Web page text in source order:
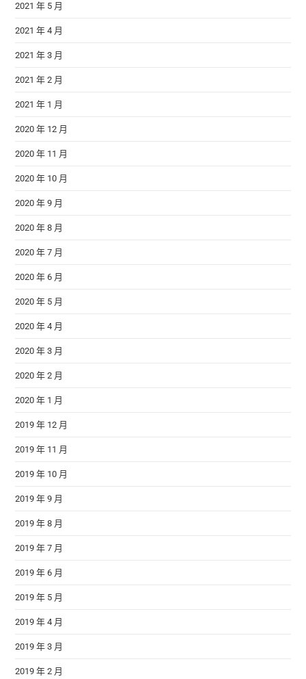
2021 年 5 月
2021 年 4 月
2021 年 3 月
2021 年 2 月
2021 年 1 月
2020 年 12 月
2020 年 11 月
2020 年 10 月
2020 年 9 月
2020 年 8 月
2020 年 7 月
2020 年 6 月
2020 年 5 月
2020 年 4 月
2020 年 3 月
2020 年 2 月
2020 年 1 月
2019 年 12 月
2019 年 11 月
2019 年 10 月
2019 年 9 月
2019 年 8 月
2019 年 7 月
2019 年 6 月
2019 年 5 月
2019 年 4 月
2019 年 3 月
2019 年 2 月